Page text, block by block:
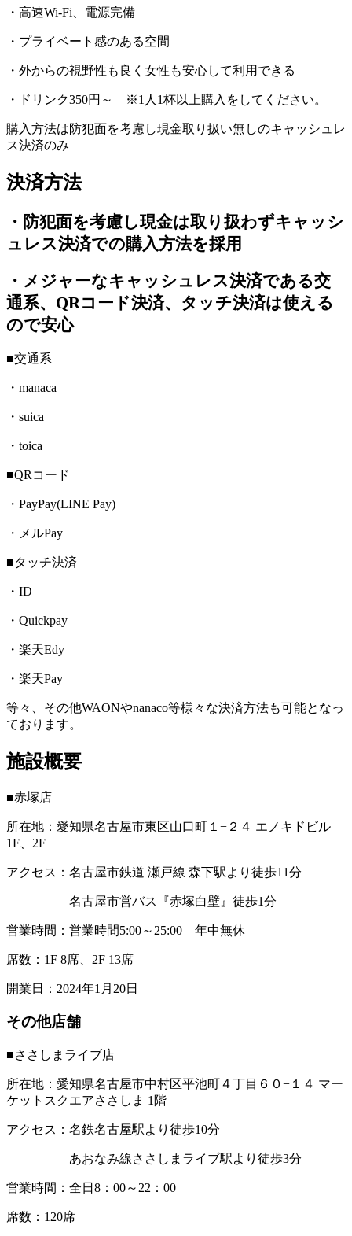
・高速Wi-Fi、電源完備
・プライベート感のある空間
・外からの視野性も良く女性も安心して利用できる
・ドリンク350円～ ※1人1杯以上購入をしてください。
購入方法は防犯面を考慮し現金取り扱い無しのキャッシュレ
ス決済のみ
決済方法
・防犯面を考慮し現金は取り扱わずキャッシ
ュレス決済での購入方法を採用
・メジャーなキャッシュレス決済である交
通系、QRコード決済、タッチ決済は使える
ので安心
■交通系
・manaca
・suica
・toica
■QRコード
・PayPay(LINE Pay)
・メルPay
■タッチ決済
・ID
・Quickpay
・楽天Edy
・楽天Pay
等々、その他WAONやnanaco等様々な決済方法も可能となっ
ております。
施設概要
■赤塚店
所在地：愛知県名古屋市東区山口町１−２４ エノキドビル
1F、2F
アクセス：名古屋市鉄道 瀬戸線 森下駅より徒歩11分
名古屋市営バス『赤塚白壁』徒歩1分
営業時間：営業時間5:00～25:00 年中無休
席数：1F 8席、2F 13席
開業日：2024年1月20日
その他店舗
■ささしまライブ店
所在地：愛知県名古屋市中村区平池町４丁目６０−１４ マー
ケットスクエアささしま 1階
アクセス：名鉄名古屋駅より徒歩10分
あおなみ線ささしまライブ駅より徒歩3分
営業時間：全日8：00～22：00
席数：120席